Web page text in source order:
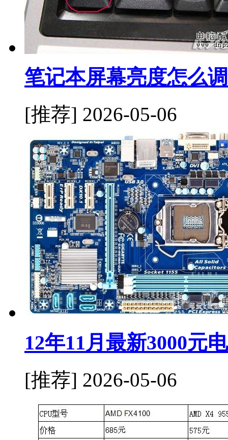
笔记本屏幕亮度怎么
[推荐] 2026-05-06
12年11月最新3000元
[推荐] 2026-05-06